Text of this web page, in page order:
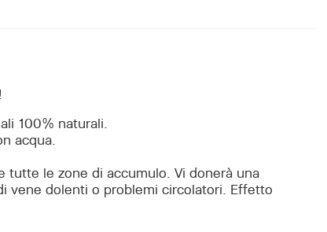
100% naturali.
acqua.
tutte le zone di accumulo. Vi donerà una
vene dolenti o problemi circolatori. Effetto